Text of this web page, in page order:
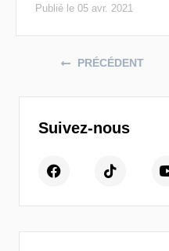
Publié le 05 avr. 2021
Posts navigation
PRÉCÉDENT
Suivez-nous